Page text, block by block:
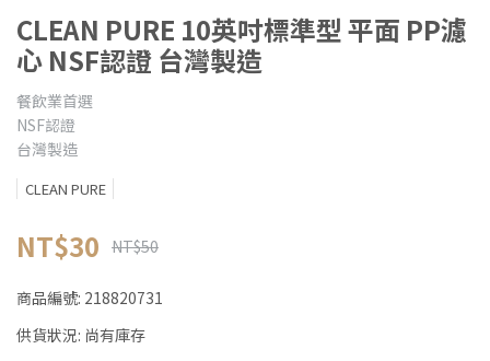
CLEAN PURE 10英吋標準型 平面 PP濾
心 NSF認證 台灣製造
餐飲業首選
NSF認證
台灣製造
CLEAN PURE
NT$30 NT$50
商品編號: 218820731
供貨狀況: 尚有庫存